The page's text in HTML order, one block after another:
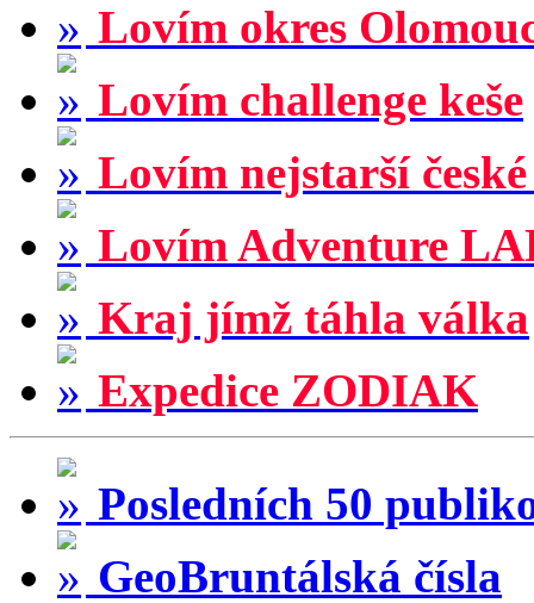
Lovím okres
Lovím challenge keše
Lovím nejstarší české
Lovím Adventure
Kraj jímž táhla válka
Expedice ZODIAK
Posledních 50
GeoBruntálská čísla